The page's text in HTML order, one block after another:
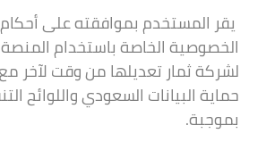
يقر المستخدم بموافقته على
الخصوصية الخاصة باستخدام
لشركة ثمار تعديلها من وقت لآخر
حماية البيانات السعودي واللوائح
بموجبة.